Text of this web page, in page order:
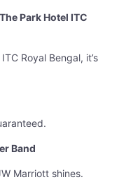
Park Hotel ITC
Royal Bengal, it’s
Band
Marriott shines.